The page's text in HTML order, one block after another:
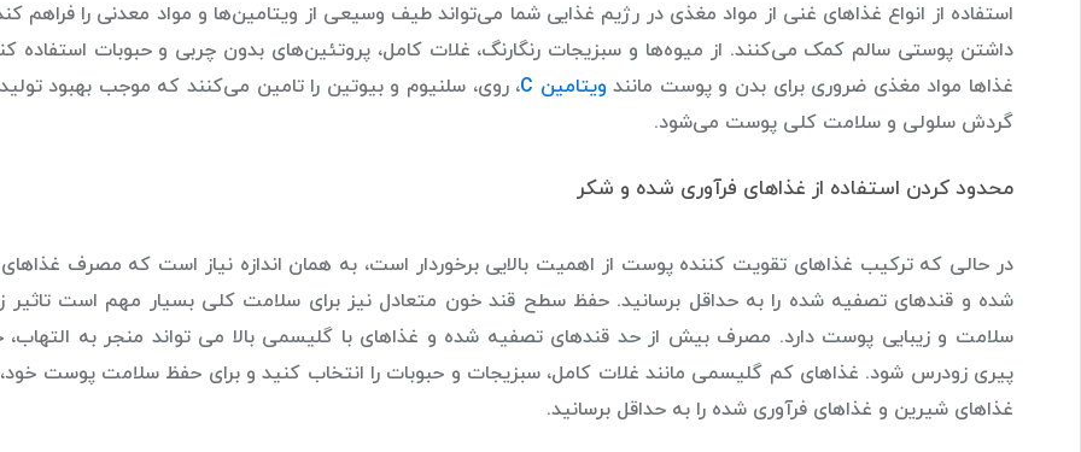
استفاده از انواع غذاهای غنی از مواد مغذی در رژیم غذایی شما می‌تواند طیف وسیعی از ویتامین‌ها و مواد معدنی را فراهم
داشتن پوستی سالم کمک می‌کنند. از میوه‌ها و سبزیجات رنگارنگ، غلات کامل، پروتئین‌های بدون چربی و حبوبات استفاده
غذاها مواد مغذی ضروری برای بدن و پوست مانند ویتامین C
، روی، سلنیوم و بیوتین را تامین می‌کنند که موجب بهبود
گردش سلولی و سلامت کلی پوست می‌شود.
محدود کردن استفاده از غذاهای فرآوری شده و شکر
در حالی که ترکیب غذاهای تقویت کننده پوست از اهمیت بالایی برخوردار است، به همان اندازه نیاز است که مصرف غذاهای
شده و قندهای تصفیه شده را به حداقل برسانید. حفظ سطح قند خون متعادل نیز برای سلامت کلی بسیار مهم است تاثیر
سلامت و زیبایی پوست دارد. مصرف بیش از حد قندهای تصفیه شده و غذاهای با گلیسمی بالا می تواند منجر به
پیری زودرس شود. غذاهای کم گلیسمی مانند غلات کامل، سبزیجات و حبوبات را انتخاب کنید و برای حفظ سلامت پوست
غذاهای شیرین و غذاهای فرآوری شده را به حداقل برسانید.